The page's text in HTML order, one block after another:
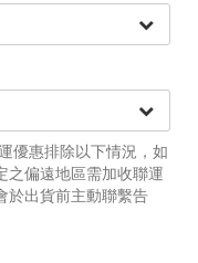
優惠排除以下情況，如
之偏遠地區需加收聯運
於出貨前主動聯繫告